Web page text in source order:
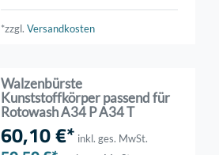
*zzgl.Versandkosten
Walzenbürste
Kunststoffkörper passend für
Rotowash A34 P A34 T
60,10 €* inkl. ges. MwSt.